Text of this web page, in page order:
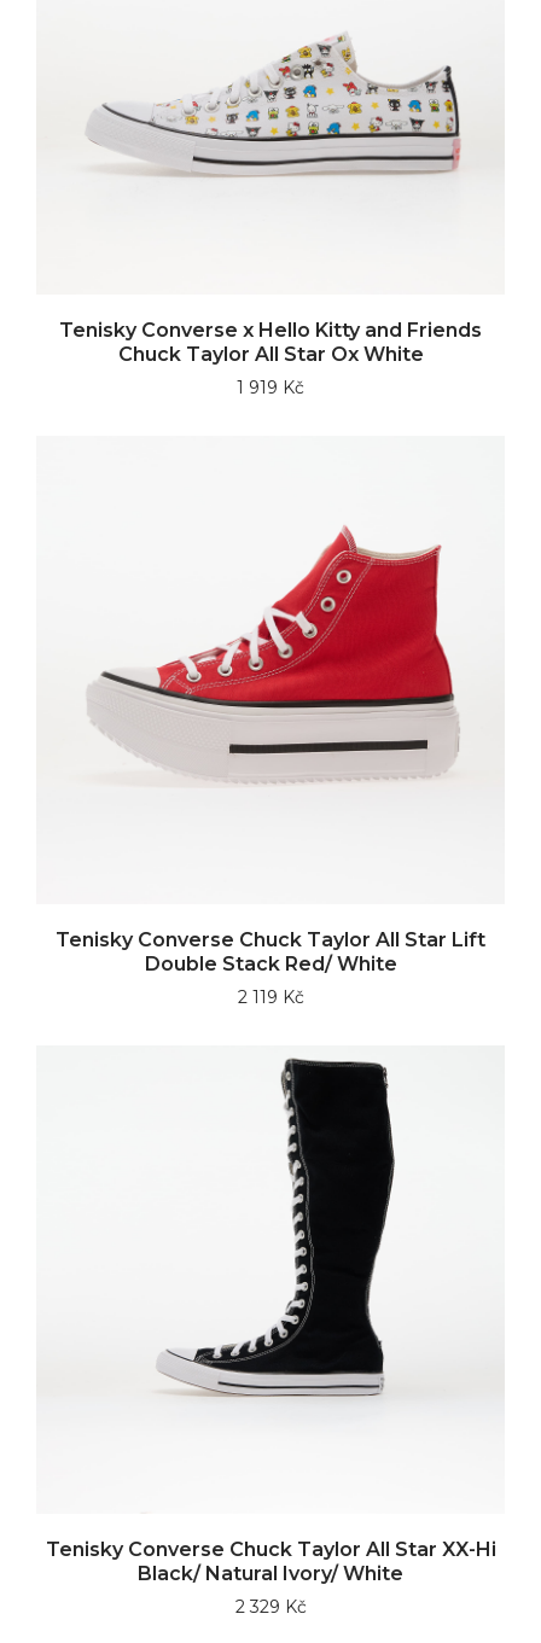
Tenisky Converse x Hello Kitty and Friends
Chuck Taylor All Star Ox White
1 919 Kč
Tenisky Converse Chuck Taylor All Star Lift
Double Stack Red/ White
2 119 Kč
Tenisky Converse Chuck Taylor All Star XX-Hi
Black/ Natural Ivory/ White
2 329 Kč